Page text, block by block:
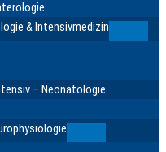
& Intensivmedizin
– Neonatologie